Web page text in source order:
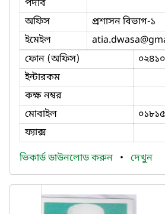
পদবি
অফিস
প্রশাসন বিভাগ-১
ইমেইল
atia.dwasa
ফোন (অফিস)
ইন্টারকম
কক্ষ নম্বর
মোবাইল
ফ্যাক্স
ভিকার্ড ডাউনলোড করুন • দেখুন